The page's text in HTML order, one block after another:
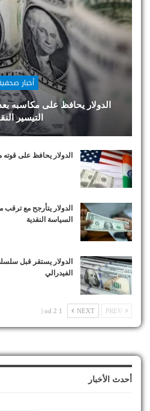
أخبار
الدولار يحافظ على مكاسبه
التيسير
الدولار يحافظ على
الدولار يتأرجح مع
السياسة النقدية
الدولار يستقر قبل
الفيدرالي
NEXT
1 od 2 |
أحدث الأخبار